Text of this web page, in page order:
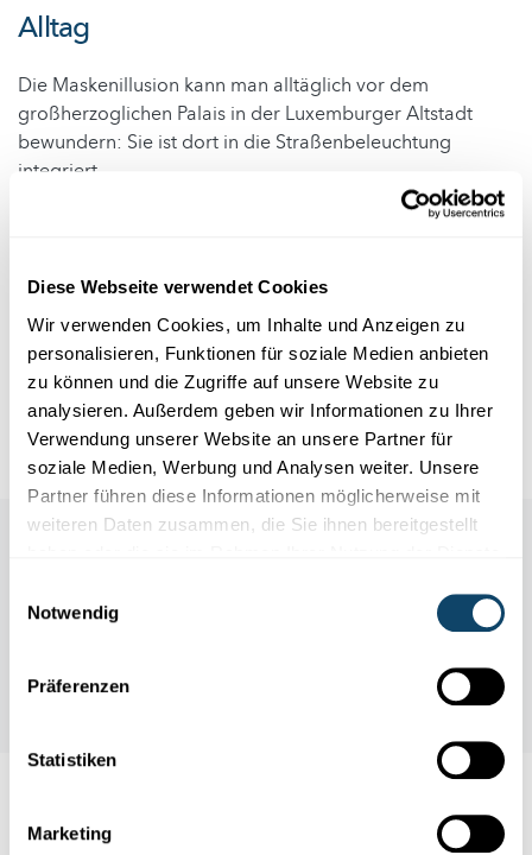
Diese Webseite verwendet Cookies
Wir verwenden Cookies, um Inhalte und Anzeigen zu
personalisieren, Funktionen für soziale Medien anbieten
zu können und die Zugriffe auf unsere Website zu
analysieren. Außerdem geben wir Informationen zu Ihrer
Verwendung unserer Website an unsere Partner für
soziale Medien, Werbung und Analysen weiter. Unsere
Partner führen diese Informationen möglicherweise mit
weiteren Daten zusammen, die Sie ihnen bereitgestellt
Notwendig
Präferenzen
Statistiken
Marketing
Alltag
Die Maskenillusion kann man alltäglich vor dem
großherzoglichen Palais in der Luxemburger Altstadt
bewundern: Sie ist dort in die Straßenbeleuchtung
integriert.
Infobox
Material: *
Auch interessant